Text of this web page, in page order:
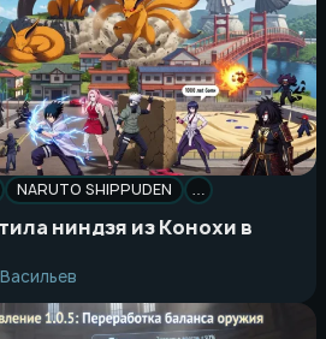
NARUTO SHIPPUDEN …
ниндзя из Конохи в